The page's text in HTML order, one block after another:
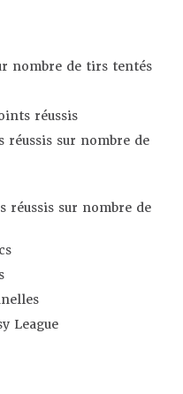
nombre de tirs tentés
réussis
réussis sur nombre de
réussis sur nombre de
League